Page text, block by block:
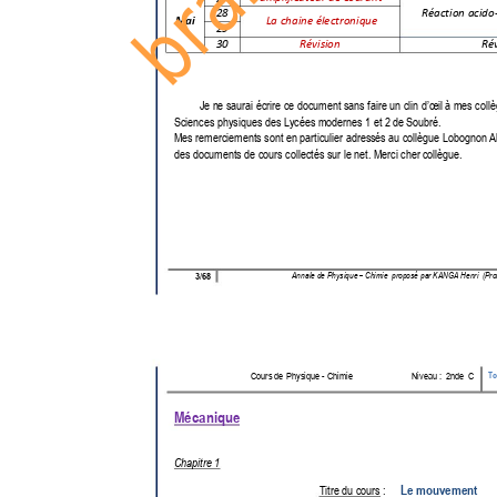
3/68 Annale de Physique – Chimie proposé par KANGA Henri
Mai
Réaction
28
La chaine électronique
29
30
Révision
Je ne saurai écrire ce document sans faire un clin d’œi l à mes
Sciences physiques des Lycées modernes 1 et 2 de Soubré.
Mes remerciements sont en particulier adressés au collègue Lobognon
des documents de cours collectés sur le net. Merci cher collègue.
Cours de Physique - Chimie Niveau :  2nde  C
Mécanique
Chapitre 1
Titre du cours : Le mouvement